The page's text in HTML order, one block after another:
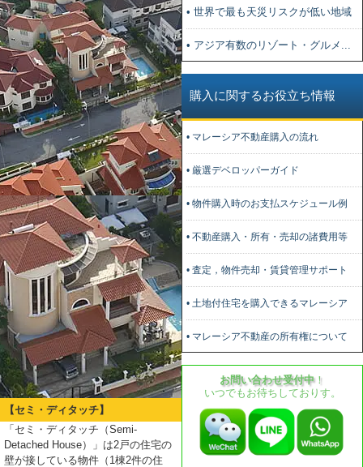
• 世界で最も天災リスクが低い地域
• アジア有数のリゾート・グルメ...
購入に関するお役立ち情報
• マレーシア不動産購入の流れ
• 厳選デベロッパーガイド
• 物件購入時のお支払スケジュール例
• 不動産購入・所有・売却の諸費用等
• 査定，物件売却・賃貸管理サポート
• 土地付住宅を購入できるマレーシア
• マレーシア不動産の所有権について
お問い合わせ受付中！
いつでもお待ちしておりす。
【セミ・ディタッチ】
「セミ・ディタッチ（Semi-
Detached House）」は2戸の住宅の
壁が接している物件（1棟2件の住